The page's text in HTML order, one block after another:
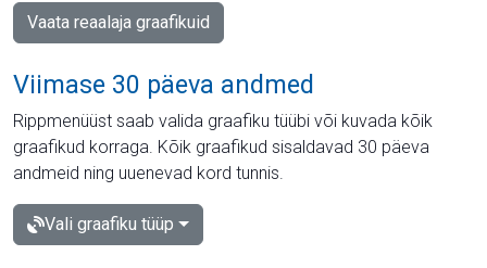
Vaata reaalaja graafikuid
Viimase 30 päeva andmed
Rippmenüüst saab valida graafiku tüübi või kuvada kõik
graafikud korraga. Kõik graafikud sisaldavad 30 päeva
andmeid ning uuenevad kord tunnis.
Vali graafiku tüüp